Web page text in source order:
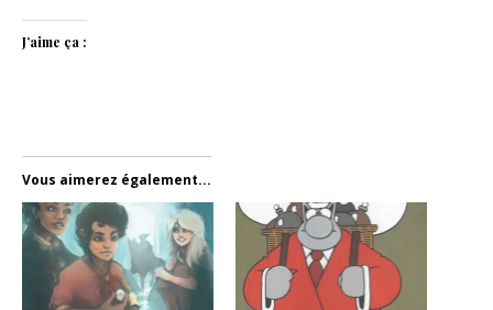
J’aime ça :
Vous aimerez également...